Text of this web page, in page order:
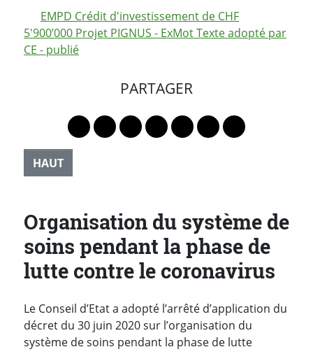
EMPD Crédit d'investissement de CHF
5'900’000 Projet PIGNUS - ExMot Texte adopté par
CE - publié
PARTAGER
Lien vers le profil Mastodon
Lien vers le profil Bluesky
Lien vers le profil Instagram
Lien vers le profil Linkedin
Lien vers le profil
Lien vers le profil
Partager par
HAUT
Organisation du système de
soins pendant la phase de
lutte contre le coronavirus
Le Conseil d’Etat a adopté l’arrêté d’application du
décret du 30 juin 2020 sur l’organisation du
système de soins pendant la phase de lutte